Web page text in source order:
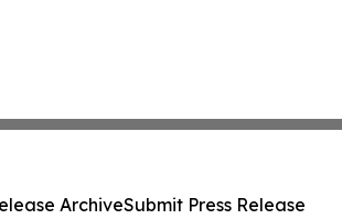
ArchiveSubmit Press Release